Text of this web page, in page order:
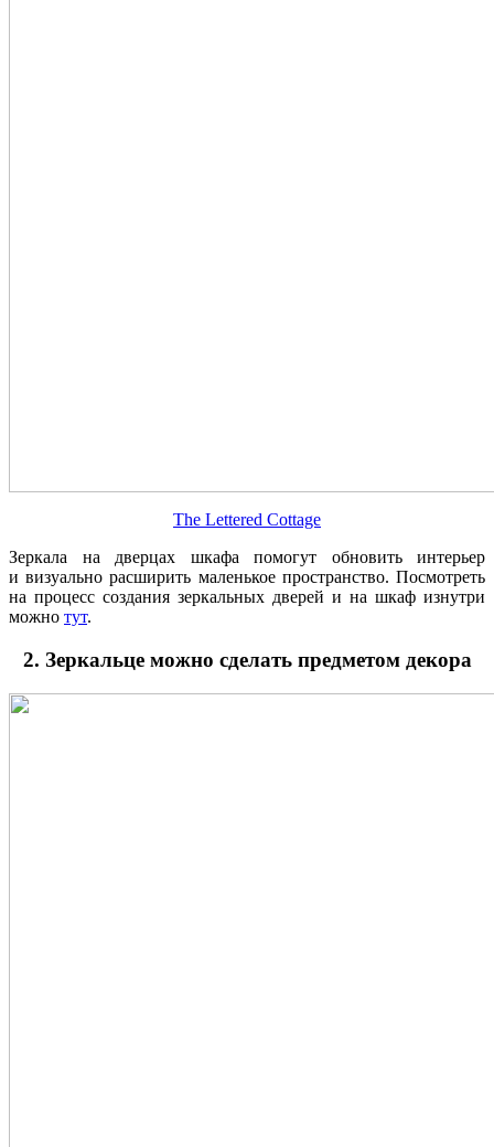
The Lettered Cottage
Зеркала на дверцах шкафа помогут обновить интерьер
и визуально расширить маленькое пространство. Посмотреть
на процесс создания зеркальных дверей и на шкаф изнутри
можно тут.
2. Зеркальце можно сделать предметом декора